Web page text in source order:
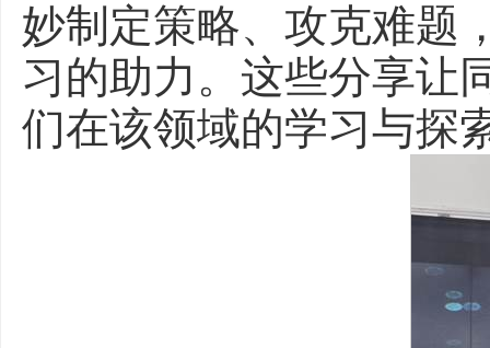
妙制定策略、攻克难题
习的助力。这些分享让
们在该领域的学习与探